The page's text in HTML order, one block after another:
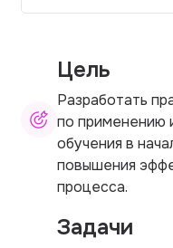
Цель
Разработать
по применению
обучения в
повышения
процесса.
Задачи